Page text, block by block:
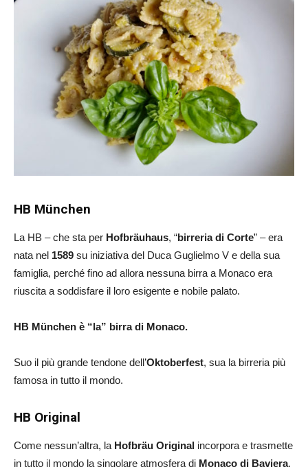
HB München
La HB – che sta per Hofbräuhaus, “birreria di Corte” – era
nata nel 1589 su iniziativa del Duca Guglielmo V e della sua
famiglia, perché fino ad allora nessuna birra a Monaco era
riuscita a soddisfare il loro esigente e nobile palato.
HB München è “la” birra di Monaco.
Suo il più grande tendone dell’Oktoberfest, sua la birreria più
famosa in tutto il mondo.
HB Original
Come nessun’altra, la Hofbräu Original incorpora e trasmette
in tutto il mondo la singolare atmosfera di Monaco di Baviera,